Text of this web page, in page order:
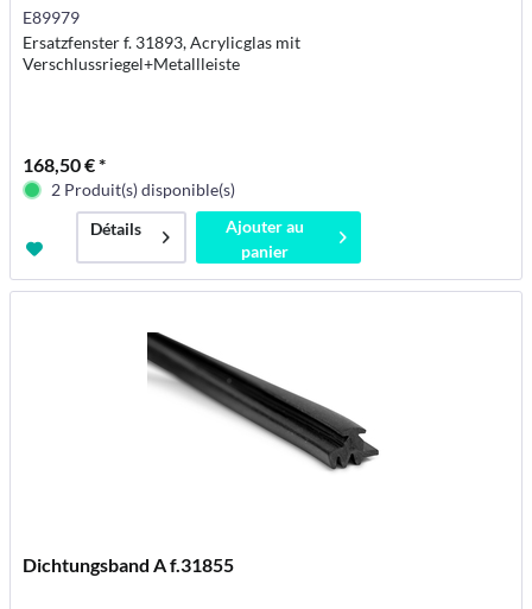
E89979
Ersatzfenster f. 31893, Acrylicglas mit
Verschlussriegel+Metallleiste
168,50 € *
2 Produit(s) disponible(s)
Détails
Ajouter au
panier
Dichtungsband A f.31855